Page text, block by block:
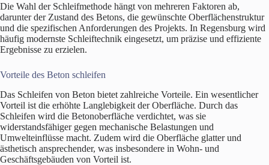
Die Wahl der Schleifmethode hängt von mehreren Faktoren ab,
darunter der Zustand des Betons, die gewünschte Oberflächenstruktur
und die spezifischen Anforderungen des Projekts. In Regensburg wird
häufig modernste Schleiftechnik eingesetzt, um präzise und effiziente
Ergebnisse zu erzielen.
Vorteile des Beton schleifen
Das Schleifen von Beton bietet zahlreiche Vorteile. Ein wesentlicher
Vorteil ist die erhöhte Langlebigkeit der Oberfläche. Durch das
Schleifen wird die Betonoberfläche verdichtet, was sie
widerstandsfähiger gegen mechanische Belastungen und
Umwelteinflüsse macht. Zudem wird die Oberfläche glatter und
ästhetisch ansprechender, was insbesondere in Wohn- und
Geschäftsgebäuden von Vorteil ist.